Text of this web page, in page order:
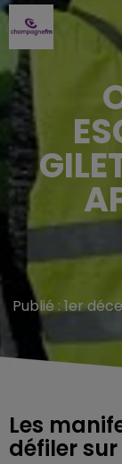
Publié : 1er
Les
défiler